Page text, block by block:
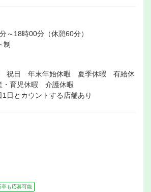
～18時00分（休憩60分）
制
祝日 年末年始休暇 夏季休暇 有給休
育児休暇 介護休暇
日とカウントする店舗あり
卒も応募可能